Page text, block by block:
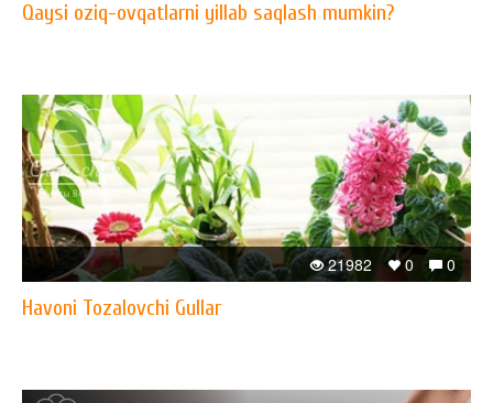
Qaysi oziq-ovqatlarni yillab saqlash mumkin?
0
0
21982
Havoni Tozalovchi Gullar